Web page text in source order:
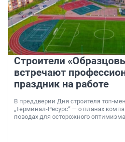
Строители
встречают
праздник на работе
В преддверии Дня строителя топ-
„Терминал-Ресурс“ — о планах
поводах для осторожного